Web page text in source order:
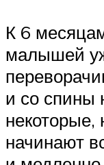
К 6
малышей
и со спины
начинают